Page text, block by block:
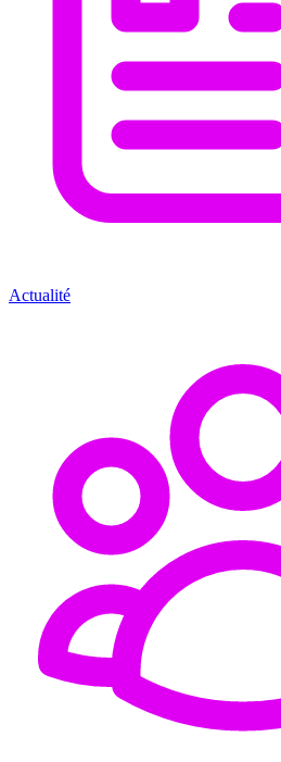
Actualité